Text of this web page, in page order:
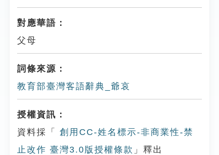
對應華語：
父母
詞條來源：
教育部臺灣客語辭典_爺哀
授權資訊：
資料採「
創用CC-姓名標示-非商業性-禁
止改作 臺灣3.0版授權條款 」釋出